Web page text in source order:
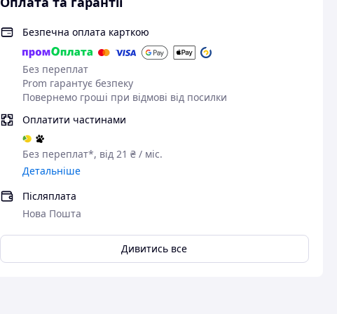
Безпечна оплата карткою
Без переплат
Prom гарантує безпеку
Повернемо гроші при відмові від посилки
Оплатити частинами
Без переплат*, від 21 ₴ / міс.
Детальніше
Післяплата
Нова Пошта
Дивитись все